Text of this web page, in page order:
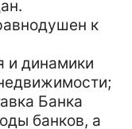
к
и динамики
Банка
банков, а